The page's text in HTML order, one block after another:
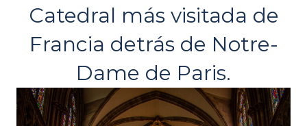
Catedral más visitada de
Francia detrás de Notre-
Dame de Paris.